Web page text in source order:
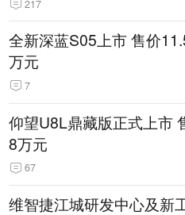
217
全新深蓝S05上市 售价
万元
7
仰望U8L鼎藏版正式上市
8万元
67
维智捷江城研发中心及新